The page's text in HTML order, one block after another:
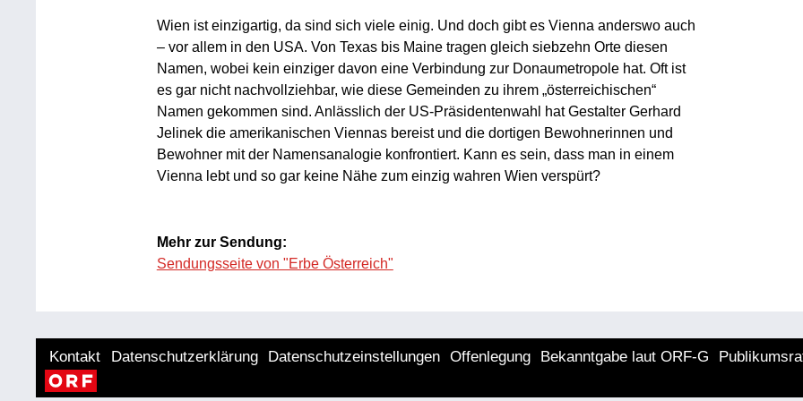
Wien ist einzigartig, da sind sich viele einig. Und doch gibt es Vienna anderswo auch
– vor allem in den USA. Von Texas bis Maine tragen gleich siebzehn Orte diesen
Namen, wobei kein einziger davon eine Verbindung zur Donaumetropole hat. Oft ist
es gar nicht nachvollziehbar, wie diese Gemeinden zu ihrem „österreichischen“
Namen gekommen sind. Anlässlich der US-Präsidentenwahl hat Gestalter Gerhard
Jelinek die amerikanischen Viennas bereist und die dortigen Bewohnerinnen und
Bewohner mit der Namensanalogie konfrontiert. Kann es sein, dass man in einem
Vienna lebt und so gar keine Nähe zum einzig wahren Wien verspürt?
Mehr zur Sendung:
Sendungsseite von "Erbe Österreich"
Kontakt Datenschutzerklärung Datenschutzeinstellungen Offenlegung Bekanntgabe laut ORF-G